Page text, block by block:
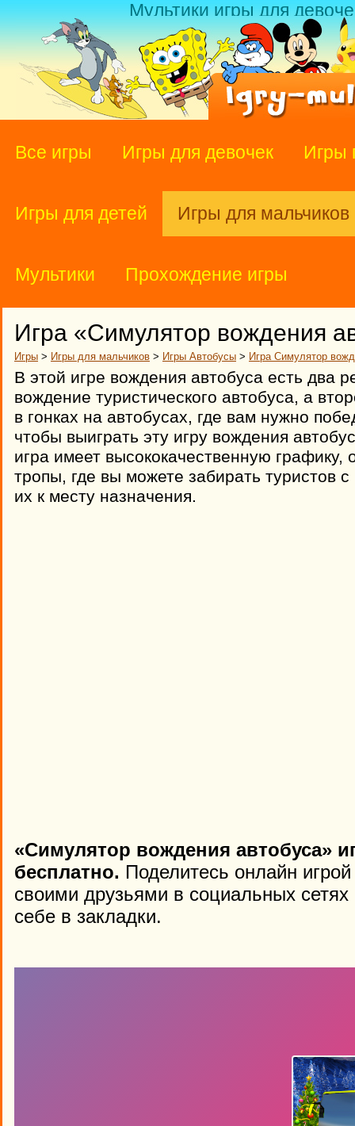
Мультики игры для
Все игры Игры для девочек Игры
Игры для детей Игры для мальчиков
Мультики Прохождение игры
Игра «Симулятор вождения
Игры > Игры для мальчиков > Игры Автобусы > Игра Симулятор
В этой игре вождения автобуса есть два
вождение туристического автобуса, а
в гонках на автобусах, где вам нужно
чтобы выиграть эту игру вождения
игра имеет высококачественную
тропы, где вы можете забирать туристов
их к месту назначения.
«Симулятор вождения автобуса»
бесплатно. Поделитесь онлайн
своими друзьями в социальных сетях
себе в закладки.